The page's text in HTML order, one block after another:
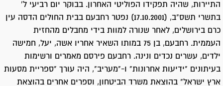
התיירות, שהיה תפקידו הפוליטי האחרון. בבוקר יום רביעי ל'
בתשרי תשס"ב, (17.10.2001) נפטר רחבעם בבית החולים הדסה עין
כרם בירושלים, לאחר שנורה למוות בידי מחבלים מהחזית
העממית. רחבעם, בן 75 במותו השאיר אחריו אשה, יעל, חמישה
ילדים, עשרים נכדים ונינה. רחבעם פירסם מאמרים ורשימות
בעיתונים "ידיעות אחרונות" ו-"מעריב", היה עורך "ספריית מסעות
ארץ ישראל" בהוצאת משרד הביטחון, וספרים אחרים בהוצאת